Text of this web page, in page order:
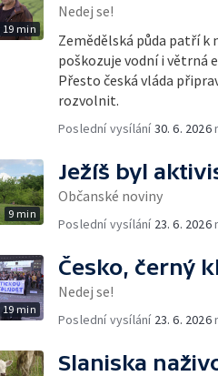
19 min
Nedej se!
Zemědělská půda patří k
poškozuje vodní i větrná
Přesto česká vláda
rozvolnit.
Poslední vysílání30. 6. 2026
9 min
Ježíš byl
Občanské noviny
Poslední vysílání 23. 6. 2026
19 min
Česko, černý
Nedej se!
Poslední vysílání 23. 6. 2026
Slaniska